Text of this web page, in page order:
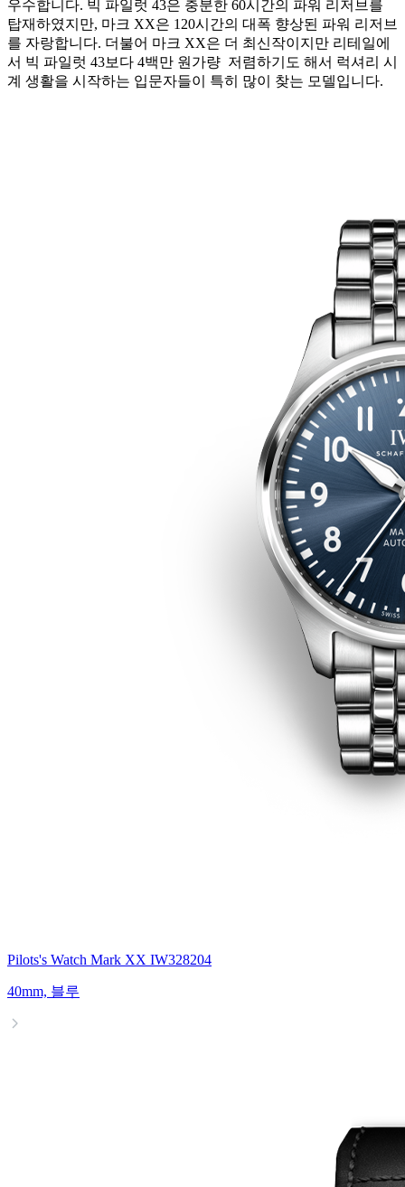
우수합니다. 빅 파일럿 43은 충분한 60시간의 파워 리저브를
탑재하였지만, 마크 XX은 120시간의 대폭 향상된 파워 리저브
를 자랑합니다. 더불어 마크 XX은 더 최신작이지만 리테일에
서 빅 파일럿 43보다 4백만 원가량 저렴하기도 해서 럭셔리 시
계 생활을 시작하는 입문자들이 특히 많이 찾는 모델입니다.
Pilots's Watch Mark XX IW328204
40mm, 블루